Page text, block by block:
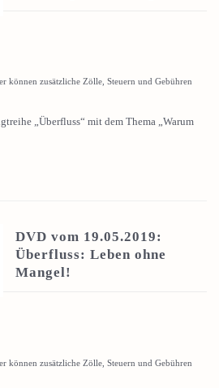
können zusätzliche Zölle, Steuern und Gebühren
„Überfluss“ mit dem Thema „Warum
DVD vom 19.05.2019:
Überfluss: Leben ohne
Mangel!
können zusätzliche Zölle, Steuern und Gebühren